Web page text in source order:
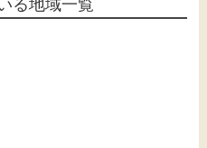
る地域一覧